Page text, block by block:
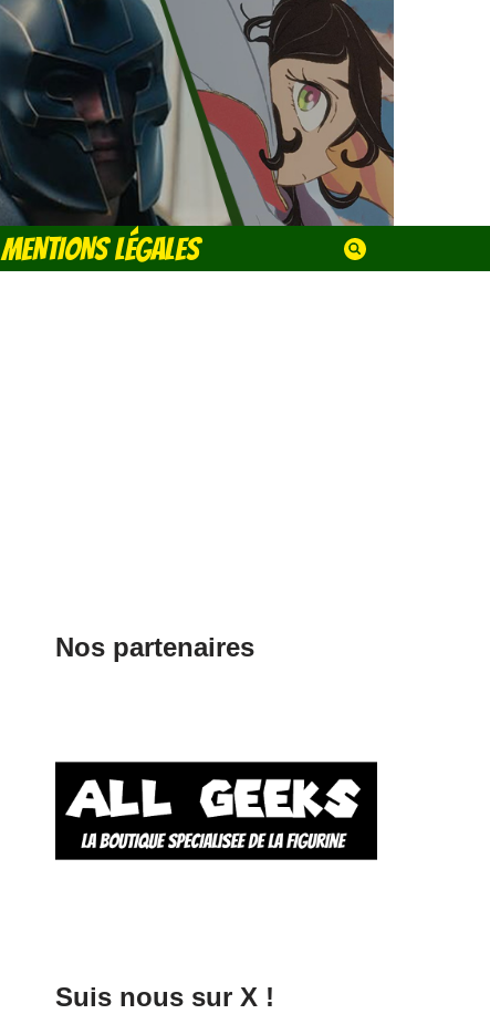
MENTIONS LÉGALES
Nos partenaires
Suis nous sur X !